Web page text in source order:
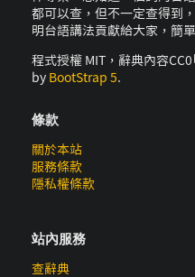
都可以查，但不一定查得到
明台語講法貢獻給大家，簡
程式授權 MIT，辭典內容
by BootStrap 5.
條款
關於本站
服務條款
隱私權條款
站內服務
查辭典